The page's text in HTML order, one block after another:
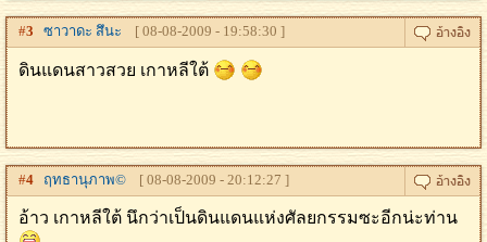
#3 ซาวาดะ สึนะ [ 08-08-2009 - 19:58:30 ]
ดินแดนสาวสวย เกาหลีใต้
#4 ฤทธานุภาพ© [ 08-08-2009 - 20:12:27 ]
อ้าว เกาหลีใต้ นึกว่าเป็นดินแดนแห่งศัลยกรรมซะอีกน่ะท่าน